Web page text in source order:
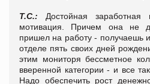
Т.С.: Достойная
мотивация. Причем она не
пришел на работу - получаешь
отделе пять своих дней
этим мониторя бессметное
вверенной категории - и все
Надо обеспечить рост